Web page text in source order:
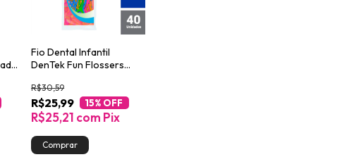
Fio Dental Infantil
DenTek Fun Flossers
R$25,99
R$30,59
15% OFF
R$25,21 com Pix